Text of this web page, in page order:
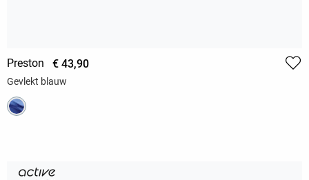
Preston € 43,90
Gevlekt blauw